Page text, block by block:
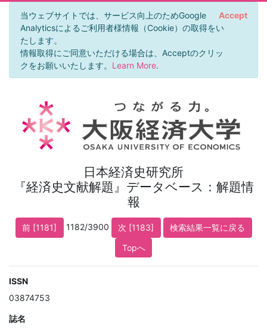
当ウェブサイトでは、サービス向上のためGoogle
Analyticsによるご利用者様情報（Cookie）の取得をい
たします。
情報取得にご同意いただける場合は、Acceptのクリッ
クをお願いいたします。 Learn More.
Accept
日本経済史研究所
『経済史文献解題』データベース：解題情
報
前 [1181] 1182/3900 次 [1183]
検索結果一覧に戻る
Topへ
ISSN
03874753
誌名